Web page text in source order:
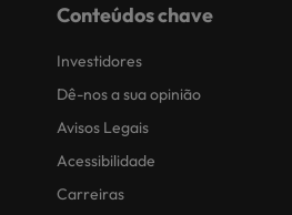
Conteúdos chave
Investidores
Dê-nos a sua opinião
Avisos Legais
Acessibilidade
Carreiras